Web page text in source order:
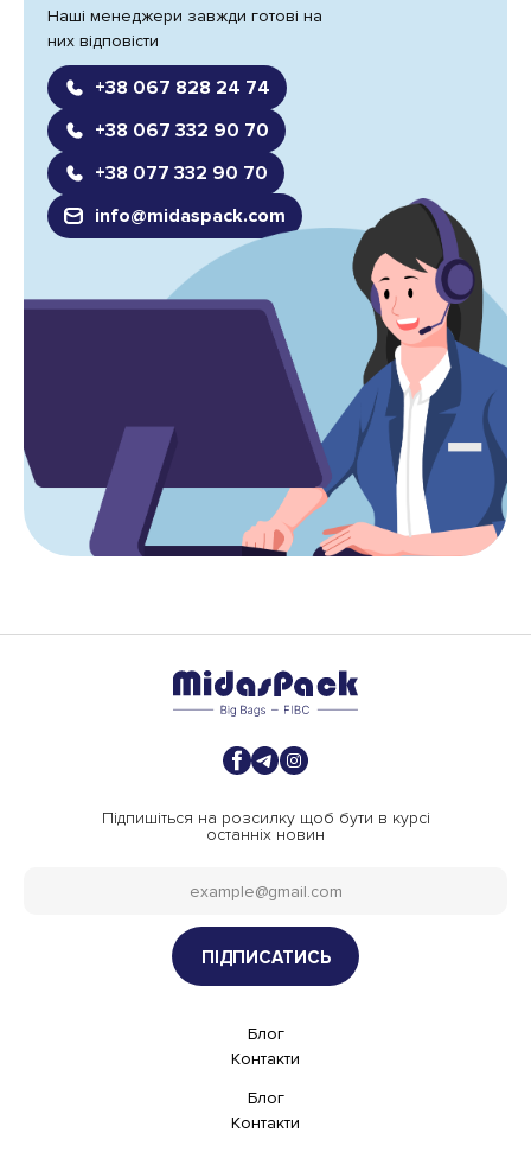
Наші менеджери завжди готові на
них відповісти
+38 067 828 24 74
+38 067 332 90 70
+38 077 332 90 70
info@midaspack.com
fb tlgrm
inst
Підпишіться на розсилку щоб бути в курсі
останніх новин
Блог
Контакти
Блог
Контакти